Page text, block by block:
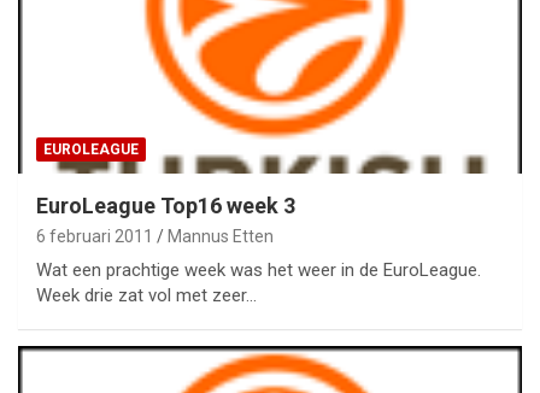
EUROLEAGUE
EuroLeague Top16 week 3
6 februari 2011 Mannus Etten
Wat een prachtige week was het weer in de EuroLeague.
Week drie zat vol met zeer…